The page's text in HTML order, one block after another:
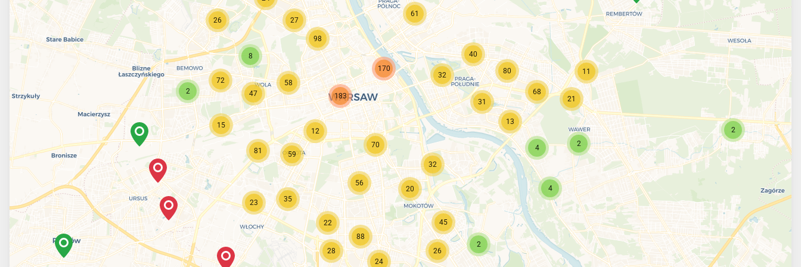
32
40
31
12
58
27
13
56
4
8
47
22
15
4
21
2
35
2
26
28
11
170
61
32
70
183
98
80
20
59
68
45
81
88
26
24
72
23
2
2